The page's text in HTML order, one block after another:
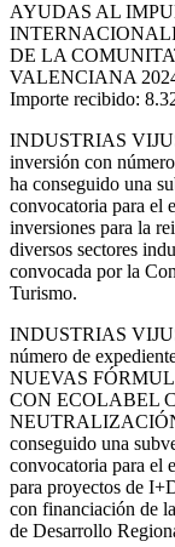
AYUDAS AL
DE LA
VALENCIANA
Importe recibido:
INDUSTRIAS
inversión con
ha conseguido una
convocatoria para el
inversiones para la
diversos sectores
convocada por la
Turismo.
INDUSTRIAS
número de
NUEVAS
CON ECOLABEL
conseguido una
convocatoria para el
para proyectos de
con financiación de
de Desarrollo